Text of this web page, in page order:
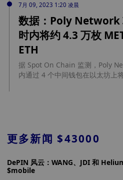
7月 09, 2023 1:20 凌晨
数据：Poly Network
时内将约 4.3 万枚
ETH
据 Spot On Chain 监测，Poly
内通过 4 个中间钱包在以太坊上
更多新闻 $43000
DePIN 风云：WANG、JDI 和
$mobile